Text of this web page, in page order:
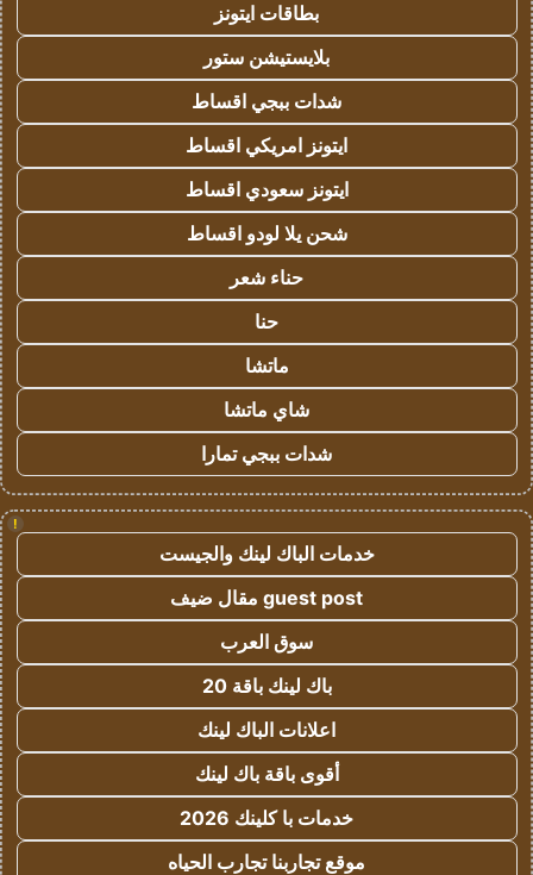
بطاقات ايتونز
بلايستيشن ستور
شدات ببجي اقساط
ايتونز امريكي اقساط
ايتونز سعودي اقساط
شحن يلا لودو اقساط
حناء شعر
حنا
ماتشا
شاي ماتشا
شدات ببجي تمارا
!
خدمات الباك لينك والجيست
guest post مقال ضيف
سوق العرب
باك لينك باقة 20
اعلانات الباك لينك
أقوى باقة باك لينك
خدمات با كلينك 2026
موقع تجاربنا تجارب الحياه